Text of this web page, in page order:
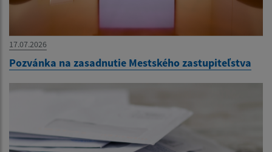
17.07.2026
Pozvánka na zasadnutie Mestského zastupiteľstva